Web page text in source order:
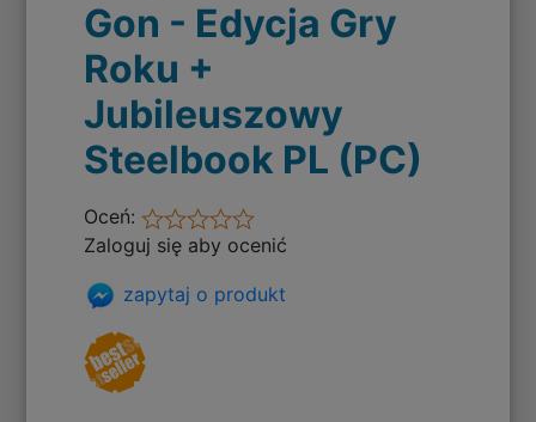
Gon - Edycja Gry
Roku +
Jubileuszowy
Steelbook PL (PC)
Oceń:
Zaloguj się aby ocenić
zapytaj o produkt